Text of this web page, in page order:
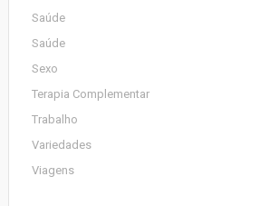
Saúde
Saúde
Sexo
Terapia Complementar
Trabalho
Variedades
Viagens